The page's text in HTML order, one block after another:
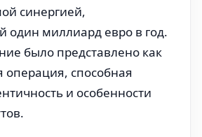
синергией,
миллиард евро в год.
было представлено как
операция, способная
и особенности